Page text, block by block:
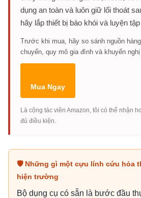
dụng an toàn và luôn giữ lối thoát
hãy lắp thiết bị báo khói và luyện
Trước khi mua, hãy so sánh nguồn
chuyển, quy mô gia đình và khuyến
Mua Ngay
Là cộng tác viên Amazon, tôi có thể nhận
đủ điều kiện.
🛡 Những gì một cựu lính cứu hỏa
hiện trường
Bộ dụng cụ có sẵn là bước đầu